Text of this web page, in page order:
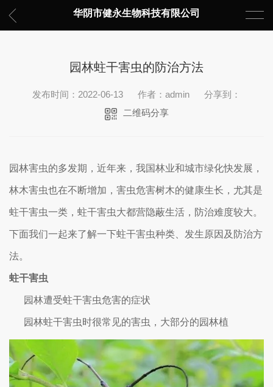
华阴市健永生物科技有限公司
园林蛀干害虫的防治方法
发布时间：2022-06-13 作者：admin
分享到：
二维码分享
园林害虫的多发期，近年来，我国林业和城市绿化快发展，
林木害虫也在不断增加，害虫危害树木的健康生长，尤其是
蛀干害虫一类，蛀干害虫大都营隐蔽生活，防治难度较大。
下面我们一起来了解一下蛀干害虫种类、发生原因及防治方
法。
蛀干害虫
园林遭受蛀干害虫危害的症状
园林蛀干害虫时很常见的害虫，大部分的园林植